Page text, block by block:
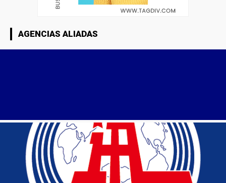
AGENCIAS ALIADAS